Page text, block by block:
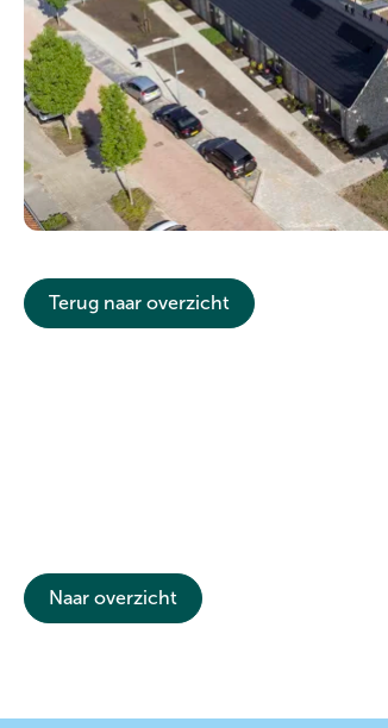
Terug naar overzicht
Naar overzicht